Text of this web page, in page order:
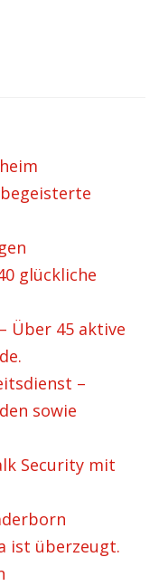
glückliche
Über 45 aktive
–
sowie
Security mit
ist überzeugt.